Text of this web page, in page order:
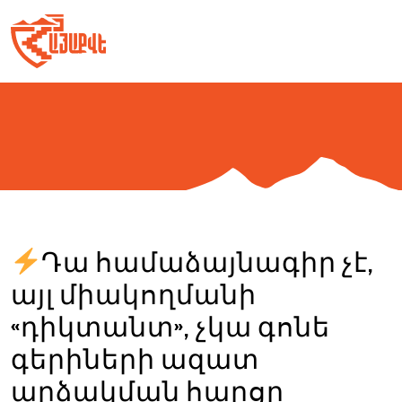
to
content
Դա համաձայնագիր չէ,
այլ միակողմանի
«դիկտանտ», չկա գոնե
գերիների ազատ
արձակման հարցը